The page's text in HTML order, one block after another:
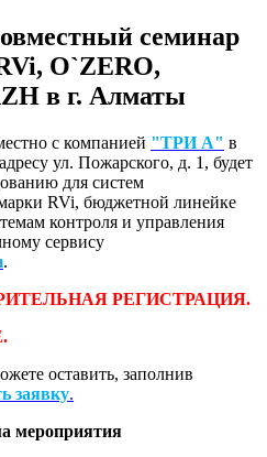
семинар
O`ZERO,
в г. Алматы
с компанией "ТРИ А" в
ул. Пожарского, д. 1, будет
для систем
RVi, бюджетной линейке
контроля и управления
сервису
.
РЕГИСТРАЦИЯ.
оставить, заполнив
заявку.
мероприятия